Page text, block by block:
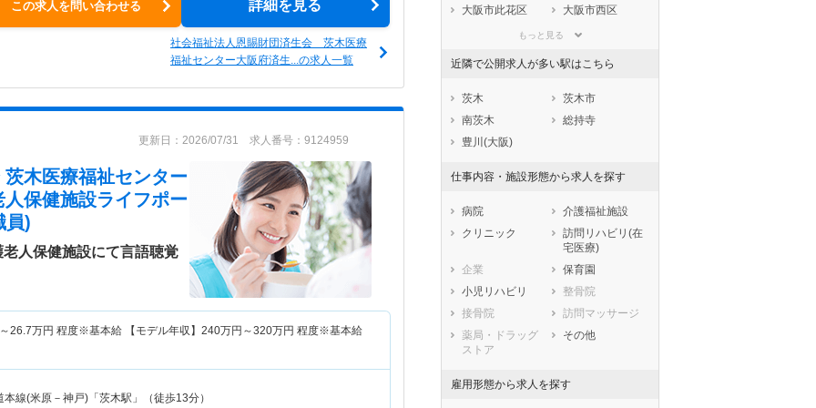
この求人を問い合わせる 詳細を見る
社会福祉法人恩賜財団済生会 茨木医療
福祉センター大阪府済生...の求人一覧
更新日：2026/07/31 求人番号：9124959
木医療福祉センター
保健施設ライフポー
員)
人保健施設にて言語聴覚
26.7万円 程度※基本給 【モデル年収】 240万円～320万円 程度※基本給
本線(米原－神戸)「茨木駅」（徒歩13分）
滋賀県 京都府
大阪府
奈良県
香川県
愛媛県
福岡県
佐賀県
熊本県
大阪市此花区
大阪市西区
大阪市大正区
大阪市東成区
大阪市生野区
大阪市旭区
大阪市城東区
大阪市阿倍野区
大阪市淀川区
大阪市鶴見区
大阪市住之江区
大阪市平野区
大阪市北区
大阪市中央区
堺市堺区
堺市中区
堺市東区
堺市西区
堺市南区
堺市北区
堺市美原区
岸和田市
豊中市
もっと見る
近隣で公開求人が多い駅はこちら
茨木
茨木市
南茨木
総持寺
豊川(大阪)
仕事内容・施設形態から求人を探す
病院
介護福祉施設
クリニック
訪問リハビリ(在
宅医療)
企業
保育園
小児リハビリ
整骨院
接骨院
訪問マッサージ
薬局・ドラッグ
ストア
その他
雇用形態から求人を探す